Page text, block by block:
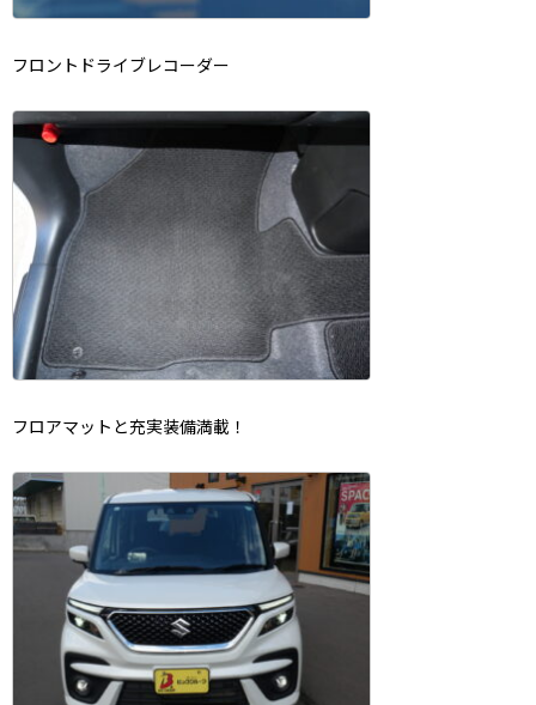
フロントドライブレコーダー
フロアマットと充実装備満載！